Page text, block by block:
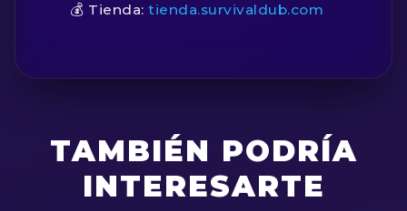
💰 Tienda: tienda.survivaldub.com
TAMBIÉN PODRÍA
INTERESARTE